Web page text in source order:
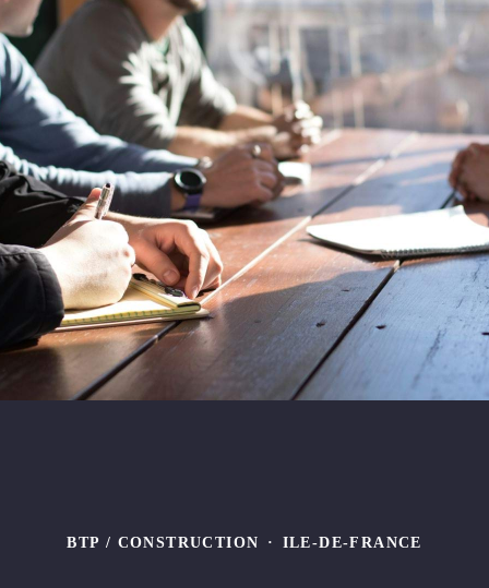
BTP / CONSTRUCTION · ILE-DE-FRANCE